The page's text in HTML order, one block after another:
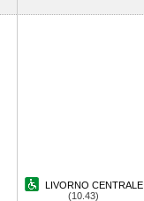
LIVORNO CENTRALE
(10.43)